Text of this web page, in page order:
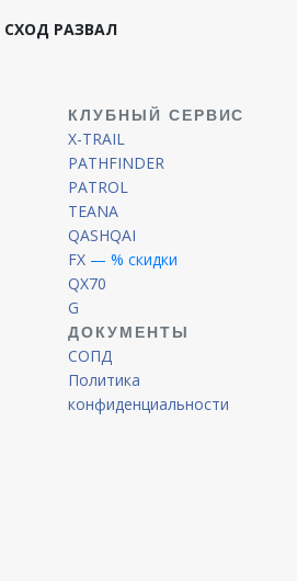
СХОД РАЗВАЛ
КЛУБНЫЙ СЕРВИС
X-TRAIL
PATHFINDER
PATROL
TEANA
QASHQAI
FX — % скидки
QX70
G
ДОКУМЕНТЫ
СОПД
Политика
конфиденциальности